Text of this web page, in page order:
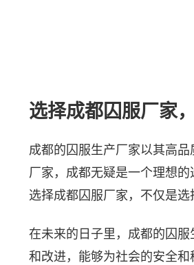
选择成都囚服厂家
成都的囚服生产厂家以其高
厂家，成都无疑是一个理想
选择成都囚服厂家，不仅是选
在未来的日子里，成都的囚
和改进，能够为社会的安全和